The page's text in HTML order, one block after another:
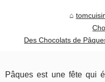
Des Chocolats de
Pâques est une fête qui